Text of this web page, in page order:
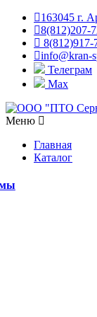
163045 г.
8(812)207-
8(812)917-
info@kran-
Телеграм
Max
Меню
Главная
Каталог